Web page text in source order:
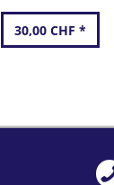
30,00 CHF *